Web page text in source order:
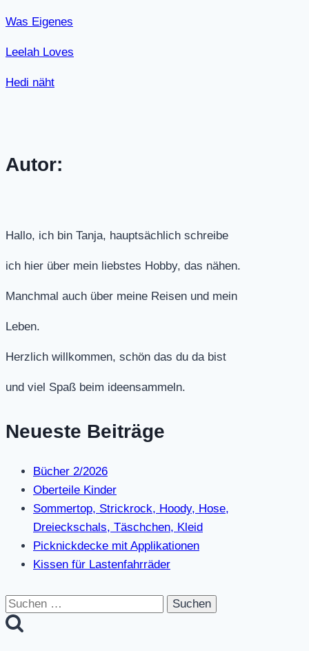
Was Eigenes
Leelah Loves
Hedi näht
Autor:
Hallo, ich bin Tanja, hauptsächlich schreibe
ich hier über mein liebstes Hobby, das nähen.
Manchmal auch über meine Reisen und mein
Leben.
Herzlich willkommen, schön das du da bist
und viel Spaß beim ideensammeln.
Neueste Beiträge
Bücher 2/2026
Oberteile Kinder
Sommertop, Strickrock, Hoody, Hose,
Dreieckschals, Täschchen, Kleid
Picknickdecke mit Applikationen
Kissen für Lastenfahrräder
Suchen
nach: